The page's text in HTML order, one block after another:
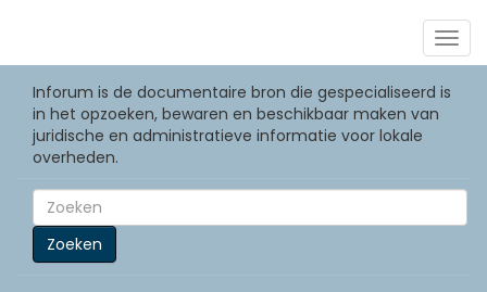
Inforum is de documentaire bron die gespecialiseerd is
in het opzoeken, bewaren en beschikbaar maken van
juridische en administratieve informatie voor lokale
overheden.
Zoeken